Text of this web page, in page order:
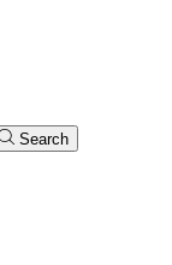
Search